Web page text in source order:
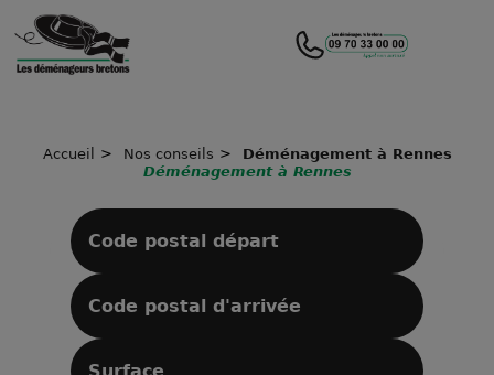
Accueil Nos conseils
Déménagement à Rennes
Déménagement à Rennes